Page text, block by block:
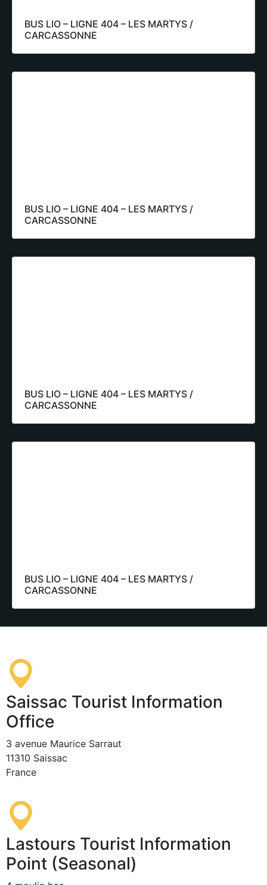
BUS LIO – LIGNE 404 – LES MARTYS /
CARCASSONNE
BUS LIO – LIGNE 404 – LES MARTYS /
CARCASSONNE
BUS LIO – LIGNE 404 – LES MARTYS /
CARCASSONNE
BUS LIO – LIGNE 404 – LES MARTYS /
CARCASSONNE
Saissac Tourist Information
Office
3 avenue Maurice Sarraut
11310 Saissac
France
Lastours Tourist Information
Point (Seasonal)